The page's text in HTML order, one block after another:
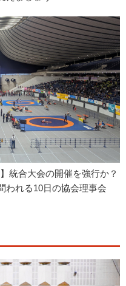
統合大会の開催を強行か？
われる10日の協会理事会